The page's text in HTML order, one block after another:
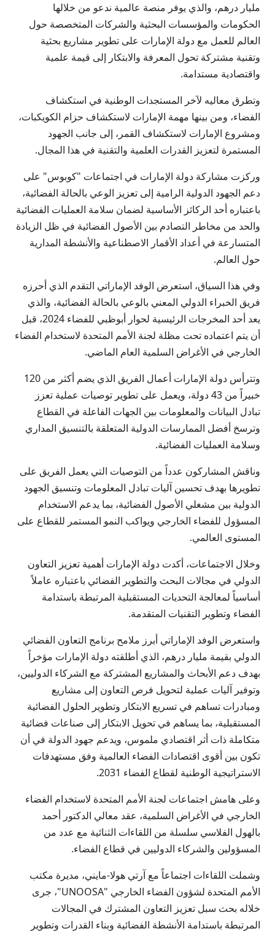
مليار درهم، والذي يوفر منصة عالمية ندعو من خلالها
الحكومات والمؤسسات البحثية والشركات المتخصصة حول
العالم للعمل مع دولة الإمارات على تطوير مشاريع بحثية
وتقنية مشتركة تحول المعرفة والابتكار إلى قيمة علمية
واقتصادية مستدامة.
وتطرق معاليه لآخر المستجدات الوطنية في استكشاف
الفضاء، ومن بينها مهمة الإمارات لاستكشاف حزام الكويكبات،
ومشروع الإمارات لاستكشاف القمر، إلى جانب الجهود
المستمرة لتعزيز القدرات العلمية والتقنية في هذا المجال.
وركزت مشاركة دولة الإمارات في اجتماعات "كوبوس" على
دعم الجهود الدولية الرامية إلى تعزيز الوعي بالحالة الفضائية،
باعتباره أحد الركائز الأساسية لضمان سلامة العمليات الفضائية
والحد من مخاطر التصادم بين الأصول الفضائية في ظل الزيادة
المتسارعة في أعداد الأقمار الاصطناعية والأنشطة المدارية
حول العالم.
وفي هذا السياق، استعرض الوفد الإماراتي التقدم الذي أحرزه
فريق الخبراء الدولي المعني بالوعي بالحالة الفضائية، والذي
يعد أحد المخرجات الرئيسية لحوار أبوظبي للفضاء 2024، قبل
أن يتم اعتماده تحت مظلة لجنة الأمم المتحدة لاستخدام الفضاء
الخارجي في الأغراض السلمية العام الماضي.
وتترأس دولة الإمارات أعمال الفريق الذي يضم أكثر من 120
خبيراً من 43 دولة، ويعمل على تطوير توصيات عملية تعزز
تبادل البيانات والمعلومات بين الجهات الفاعلة في القطاع
وترسخ أفضل الممارسات الدولية المتعلقة بالتنسيق المداري
وسلامة العمليات الفضائية.
وناقش المشاركون عدداً من التوصيات التي يعمل الفريق على
تطويرها بهدف تحسين آليات تبادل المعلومات وتنسيق الجهود
الدولية بين مشغلي الأصول الفضائية، بما يدعم الاستخدام
المسؤول للفضاء الخارجي ويواكب النمو المستمر للقطاع على
المستوى العالمي.
وخلال الاجتماعات، أكدت دولة الإمارات أهمية تعزيز التعاون
الدولي في مجالات البحث والتطوير الفضائي باعتباره عاملاً
أساسياً لمعالجة التحديات المستقبلية المرتبطة باستدامة
الفضاء وتطوير التقنيات المتقدمة.
واستعرض الوفد الإماراتي أبرز ملامح برنامج التعاون الفضائي
الدولي بقيمة مليار درهم، الذي أطلقته دولة الإمارات مؤخراً
بهدف دعم الأبحاث والمشاريع المشتركة مع الشركاء الدوليين،
وتوفير آليات عملية لتحويل فرص التعاون إلى مشاريع
ومبادرات تساهم في تسريع الابتكار وتطوير الحلول الفضائية
المستقبلية، بما يساهم في تحويل الابتكار إلى صناعات فضائية
متكاملة ذات أثر اقتصادي ملموس، ويدعم جهود الدولة في أن
تكون بين أقوى اقتصادات الفضاء العالمية وفق مستهدفات
الاستراتيجية الوطنية لقطاع الفضاء 2031.
وعلى هامش اجتماعات لجنة الأمم المتحدة لاستخدام الفضاء
الخارجي في الأغراض السلمية، عقد معالي الدكتور أحمد
بالهول الفلاسي سلسلة من اللقاءات الثنائية مع عدد من
المسؤولين والشركاء الدوليين في قطاع الفضاء.
وشملت اللقاءات اجتماعاً مع آرتي هولا-مايني، مديرة مكتب
الأمم المتحدة لشؤون الفضاء الخارجي "UNOOSA"، جرى
خلاله بحث سبل تعزيز التعاون المشترك في المجالات
المرتبطة باستدامة الأنشطة الفضائية وبناء القدرات وتطوير